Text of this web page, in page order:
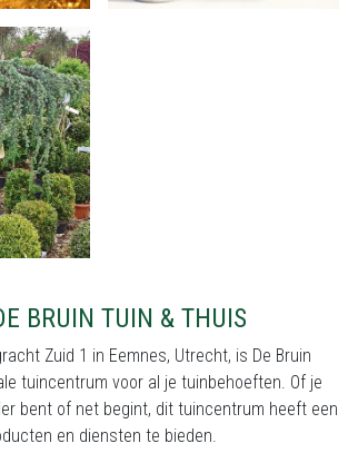
BRUIN TUIN & THUIS
Zuid 1 in Eemnes, Utrecht, is De Bruin
tuincentrum voor al je tuinbehoeften. Of je
bent of net begint, dit tuincentrum heeft een
en diensten te bieden.